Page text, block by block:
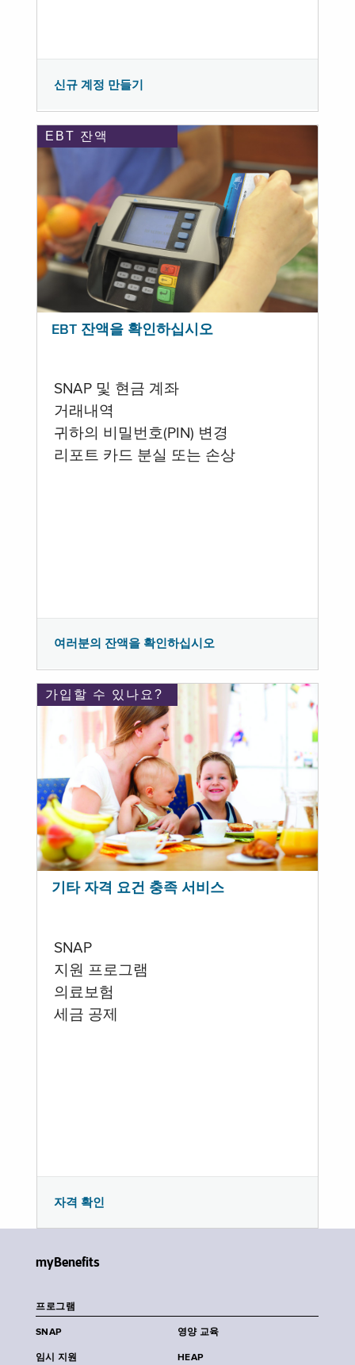
신규 계정 만들기
EBT 잔액
EBT 잔액을 확인하십시오
SNAP 및 현금 계좌
거래내역
귀하의 비밀번호(PIN) 변경
리포트 카드 분실 또는 손상
여러분의 잔액을 확인하십시오
가입할 수 있나요?
기타 자격 요건 충족 서비스
SNAP
지원 프로그램
의료보험
세금 공제
자격 확인
myBenefits
프로그램
SNAP 영양 교육
임시 지원 HEAP